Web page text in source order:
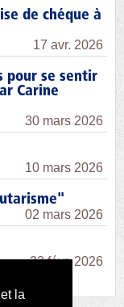
la
de chéque à
17 avr. 2026
pour se sentir
Carine
30 mars 2026
10 mars 2026
02 mars 2026
22 févr. 2026